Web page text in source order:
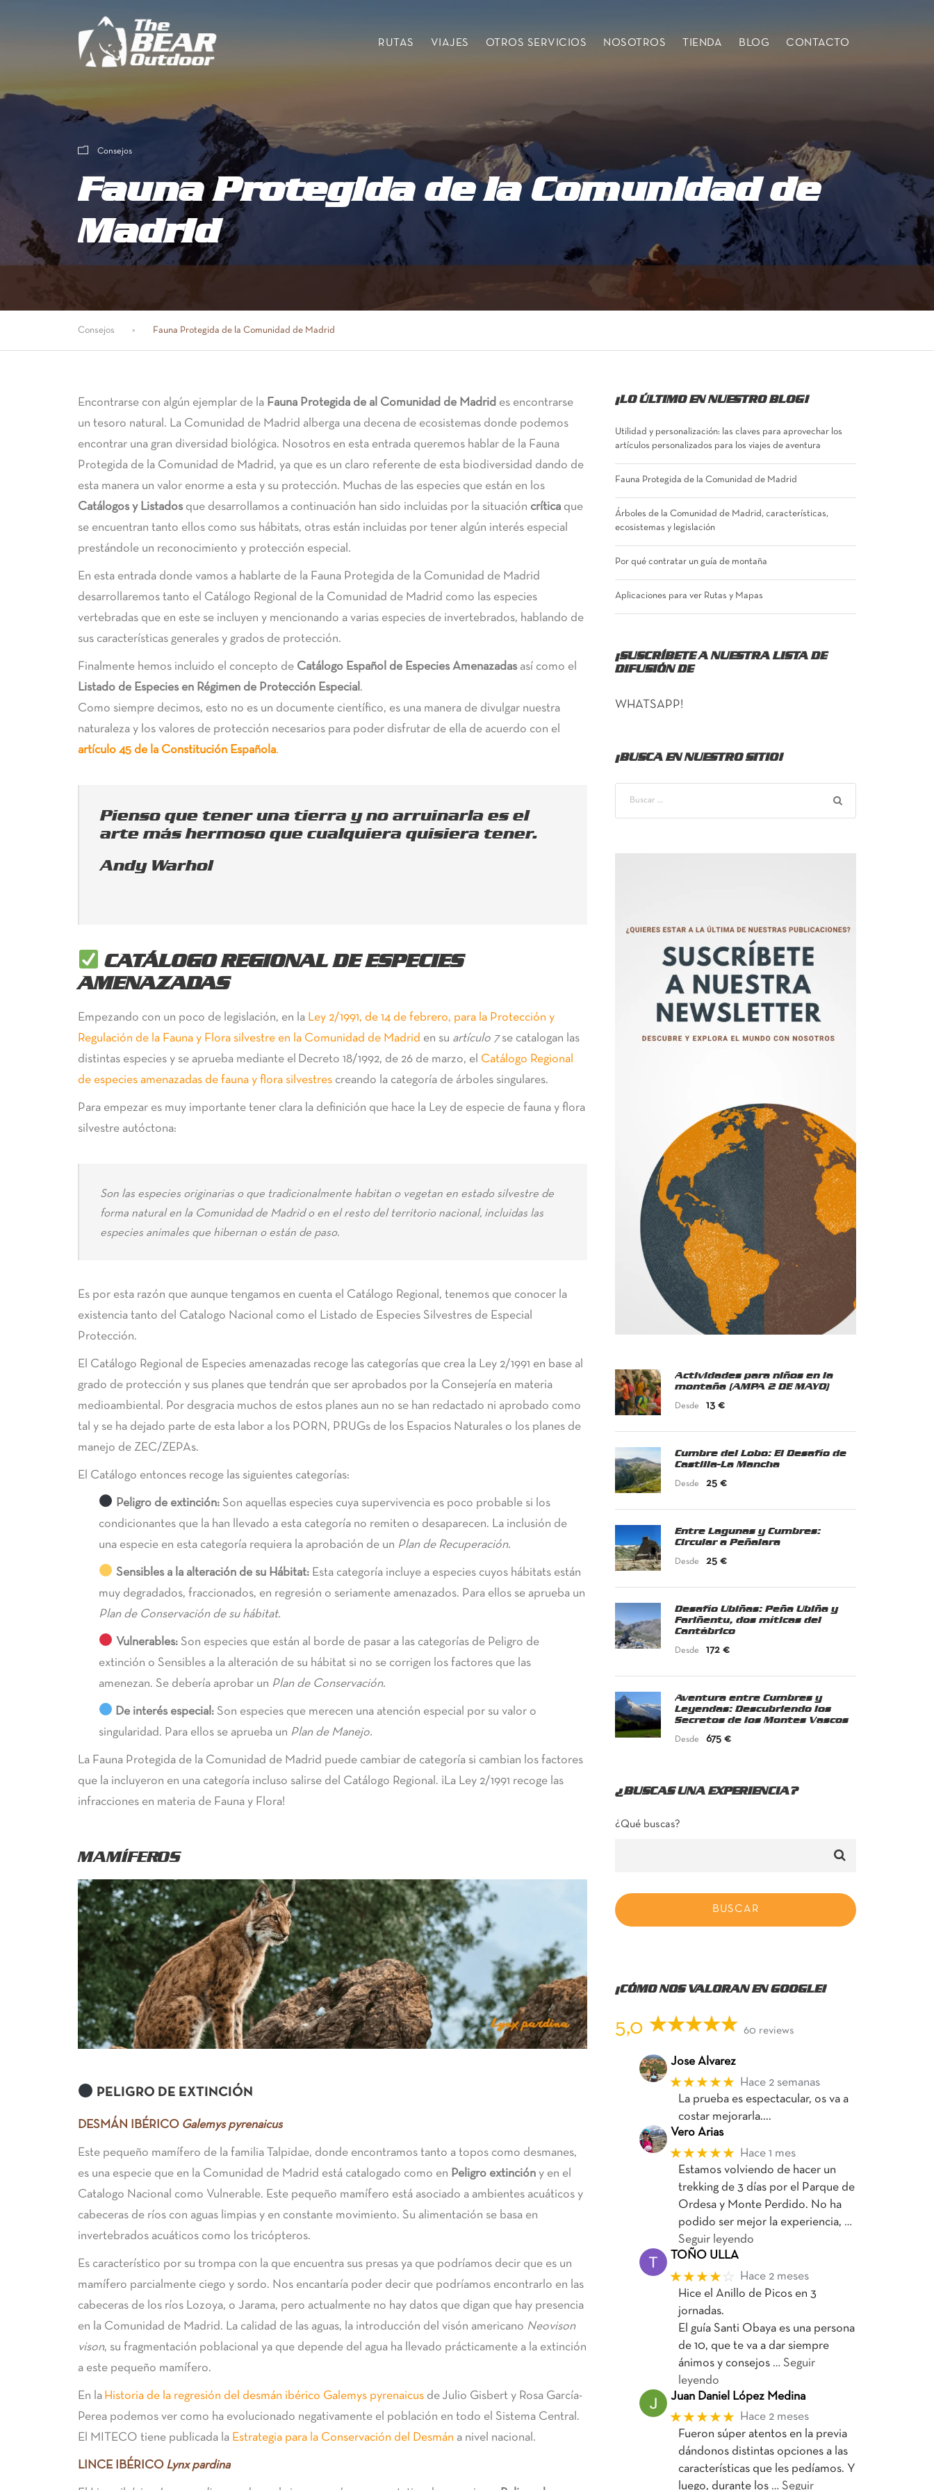
RUTAS VIAJES OTROS SERVICIOS NOSOTROS TIENDA BLOG CONTACTO
Consejos
Fauna Protegida de la Comunidad de
Madrid
Consejos > Fauna Protegida de la Comunidad de Madrid
Encontrarse con algún ejemplar de la Fauna Protegida de al Comunidad de Madrid es encontrarse
un tesoro natural. La Comunidad de Madrid alberga una decena de ecosistemas donde podemos
encontrar una gran diversidad biológica. Nosotros en esta entrada queremos hablar de la Fauna
Protegida de la Comunidad de Madrid, ya que es un claro referente de esta biodiversidad dando de
esta manera un valor enorme a esta y su protección. Muchas de las especies que están en los
Catálogos y Listadosque desarrollamos a continuación han sido incluidas por la situación crítica que
se encuentran tanto ellos como sus hábitats, otras están incluidas por tener algún interés especial
prestándole un reconocimiento y protección especial.
En esta entrada donde vamos a hablarte de la Fauna Protegida de la Comunidad de Madrid
desarrollaremos tanto el Catálogo Regional de la Comunidad de Madrid como las especies
vertebradas que en este se incluyen y mencionando a varias especies de invertebrados, hablando de
sus características generales y grados de protección.
Finalmente hemos incluido el concepto de Catálogo Español de Especies Amenazadasasí como el
Listado de Especies en Régimen de Protección Especial .
Como siempre decimos, esto no es un documente científico, es una manera de divulgar nuestra
naturaleza y los valores de protección necesarios para poder disfrutar de ella de acuerdo con el
artículo 45 de la Constitución Española.
Pienso que tener una tierra y no arruinarla es el
arte más hermoso que cualquiera quisiera tener.
Andy Warhol
CATÁLOGO REGIONAL DE ESPECIES
AMENAZADAS
Empezando con un poco de legislación, en la Ley 2/1991, de 14 de febrero, para la Protección y
Regulación de la Fauna y Flora silvestre en la Comunidad de Madrid en su artículo 7se catalogan las
distintas especies y se aprueba mediante el Decreto 18/1992, de 26 de marzo, el Catálogo Regional
de especies amenazadas de fauna y flora silvestres creando la categoría de árboles singulares.
Para empezar es muy importante tener clara la definición que hace la Ley de especie de fauna y flora
silvestre autóctona:
Son las especies originarias o que tradicionalmente habitan o vegetan en estado silvestre de
forma natural en la Comunidad de Madrid o en el resto del territorio nacional, incluidas las
especies animales que hibernan o están de paso.
Es por esta razón que aunque tengamos en cuenta el Catálogo Regional, tenemos que conocer la
existencia tanto del Catalogo Nacional como el Listado de Especies Silvestres de Especial
Protección.
El Catálogo Regional de Especies amenazadas recoge las categorías que crea la Ley 2/1991 en base al
grado de protección y sus planes que tendrán que ser aprobados por la Consejería en materia
medioambiental. Por desgracia muchos de estos planes aun no se han redactado ni aprobado como
tal y se ha dejado parte de esta labor a los PORN, PRUGs de los Espacios Naturales o los planes de
manejo de ZEC/ZEPAs.
El Catálogo entonces recoge las siguientes categorías:
Peligro de extinción: Son aquellas especies cuya supervivencia es poco probable si los
condicionantes que la han llevado a esta categoría no remiten o desaparecen. La inclusión de
una especie en esta categoría requiera la aprobación de un Plan de Recuperación.
Sensibles a la alteración de su Hábitat:Esta categoría incluye a especies cuyos hábitats están
muy degradados, fraccionados, en regresión o seriamente amenazados. Para ellos se aprueba un
Plan de Conservación de su hábitat.
Vulnerables:Son especies que están al borde de pasar a las categorías de Peligro de
extinción o Sensibles a la alteración de su hábitat si no se corrigen los factores que las
amenezan. Se debería aprobar un Plan de Conservación.
De interés especial:Son especies que merecen una atención especial por su valor o
singularidad. Para ellos se aprueba un Plan de Manejo.
La Fauna Protegida de la Comunidad de Madrid puede cambiar de categoría si cambian los factores
que la incluyeron en una categoría incluso salirse del Catálogo Regional. ¡La Ley 2/1991 recoge las
infracciones en materia de Fauna y Flora!
MAMÍFEROS
PELIGRO DE EXTINCIÓN
DESMÁN IBÉRICO Galemys pyrenaicus
Este pequeño mamífero de la familia Talpidae, donde encontramos tanto a topos como desmanes,
es una especie que en la Comunidad de Madrid está catalogado como en Peligro extinción y en el
Catalogo Nacional como Vulnerable. Este pequeño mamífero está asociado a ambientes acuáticos y
cabeceras de ríos con aguas limpias y en constante movimiento. Su alimentación se basa en
invertebrados acuáticos como los tricópteros.
Es característico por su trompa con la que encuentra sus presas ya que podríamos decir que es un
mamífero parcialmente ciego y sordo. Nos encantaría poder decir que podríamos encontrarlo en las
cabeceras de los ríos Lozoya, o Jarama, pero actualmente no hay datos que digan que hay presencia
en la Comunidad de Madrid. La calidad de las aguas, la introducción del visón americano Neovison
vison, su fragmentación poblacional ya que depende del agua ha llevado prácticamente a la extinción
a este pequeño mamífero.
En la Historia de la regresión del desmán ibérico Galemys pyrenaicus de Julio Gisbert y Rosa García-
Perea podemos ver como ha evolucionado negativamente el población en todo el Sistema Central.
El MITECO tiene publicada la Estrategia para la Conservación del Desmán a nivel nacional.
LINCE IBÉRICO Lynx pardina
¡LO ÚLTIMO EN NUESTRO BLOG!
Utilidad y personalización: las claves para aprovechar los
artículos personalizados para los viajes de aventura
Fauna Protegida de la Comunidad de Madrid
Árboles de la Comunidad de Madrid, características,
ecosistemas y legislación
Por qué contratar un guía de montaña
Aplicaciones para ver Rutas y Mapas
¡SUSCRÍBETE A NUESTRA LISTA DE
DIFUSIÓN DE
WHATSAPP!
¡BUSCA EN NUESTRO SITIO!
Actividades para niños en la
montaña (AMPA 2 DE MAYO)
Desde 13 €
Cumbre del Lobo: El Desafío de
Castilla-La Mancha
Desde 25 €
Entre Lagunas y Cumbres:
Circular a Peñalara
Desde 25 €
Desafío Ubiñas: Peña Ubiña y
Fariñentu, dos míticas del
Cantábrico
Desde 172 €
Aventura entre Cumbres y
Leyendas: Descubriendo los
Secretos de los Montes Vascos
Desde 675 €
¿BUSCAS UNA EXPERIENCIA?
¿Qué buscas?
¡CÓMO NOS VALORAN EN GOOGLE!
5,0 60 reviews
Jose Alvarez
★★★★★
Hace 2 semanas
La prueba es espectacular, os va a
costar mejorarla....
Vero Arias
★★★★★
Hace 1 mes
Estamos volviendo de hacer un
trekking de 3 días por el Parque de
Ordesa y Monte Perdido. No ha
podido ser mejor la experiencia, …
Seguir leyendo
TOÑO ULLA
★★★★☆
Hace 2 meses
Hice el Anillo de Picos en 3
jornadas.
El guía Santi Obaya es una persona
de 10, que te va a dar siempre
ánimos y consejos … Seguir
leyendo
Juan Daniel López Medina
★★★★★
Hace 2 meses
Fueron súper atentos en la previa
dándonos distintas opciones a las
características que les pedíamos. Y
luego, durante los … Seguir